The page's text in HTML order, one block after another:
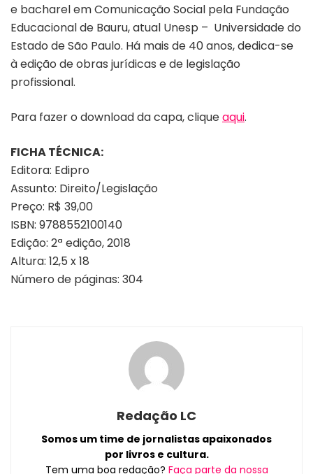
e bacharel em Comunicação Social pela Fundação
Educacional de Bauru, atual Unesp – Universidade do
Estado de São Paulo. Há mais de 40 anos, dedica-se
à edição de obras jurídicas e de legislação
profissional.
Para fazer o download da capa, cliqueaqui.
FICHA TÉCNICA:
Editora: Edipro
Assunto: Direito/Legislação
Preço: R$ 39,00
ISBN: 9788552100140
Edição: 2ª edição, 2018
Altura: 12,5 x 18
Número de páginas: 304
Redação LC
Somos um time de jornalistas apaixonados
por livros e cultura.
Tem uma boa redação? Faça parte da nossa